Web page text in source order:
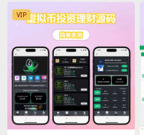
VIP